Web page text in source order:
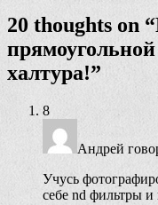
20 thoughts on “
халтура!”
8
Андрей
Учусь
себе nd фильтры